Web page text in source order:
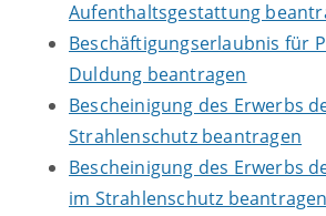
Aufenthaltsgestattung
Beschäftigungserlaubnis für
Duldung beantragen
Bescheinigung des Erwerbs
Strahlenschutz beantragen
Bescheinigung des Erwerbs
im Strahlenschutz beantragen